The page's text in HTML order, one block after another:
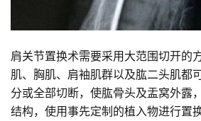
肩关节置换术需要采用大范围切开的
肌、胸肌、肩袖肌群以及肱二头肌都
分或全部切断，使肱骨头及盂窝外露
结构，使用事先定制的植入物进行置